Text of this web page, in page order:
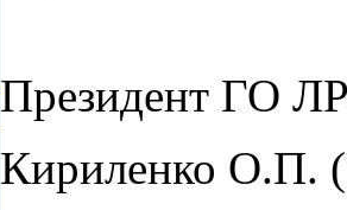
Президент ГО
Кириленко О.П. (